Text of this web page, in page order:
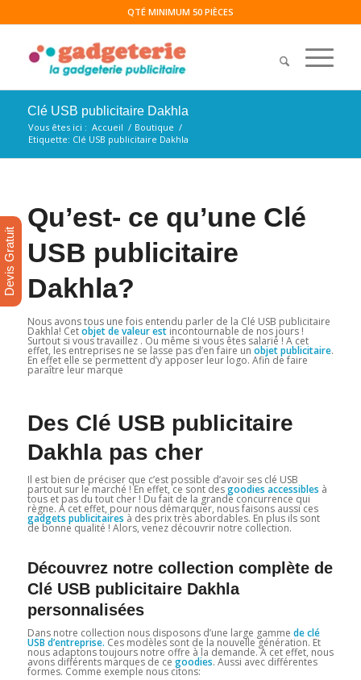
QTÉ MINIMUM 50 PIÈCES
Clé USB publicitaire Dakhla
Vous êtes ici : Accueil / Boutique /
Etiquette: Clé USB publicitaire Dakhla
Qu’est- ce qu’une Clé
USB publicitaire
Dakhla?
Nous avons tous une fois entendu parler de la Clé USB publicitaire
Dakhla! Cetobjet de valeur estincontournable de nos jours !
Surtout si vous travaillez . Ou même si vous êtes salarié ! A cet
effet, les entreprises ne se lasse pas d’en faire un objet publicitaire.
En effet elle se permettent d’y apposer leur logo. Afin de faire
paraître leur marque
Des Clé USB publicitaire
Dakhla pas cher
Il est bien de préciser que c’est possible d’avoir ses clé USB
partout sur le marché ! En effet, ce sont desgoodies accessibles à
tous et pas du tout cher ! Du fait de la grande concurrence qui
règne. A cet effet, pour nous démarquer, nous faisons aussi ces
gadgets publicitaires à des prix très abordables. En plus ils sont
de bonne qualité ! Alors, venez découvrir notre collection.
Découvrez notre collection complète de
Clé USB publicitaire Dakhla
personnalisées
Dans notre collection nous disposons d’une large gamme de clé
USB d’entreprise. Ces modèles sont de la nouvelle génération. Et
nous adaptons toujours notre offre à la demande. A cet effet, nous
avons différents marques de ce goodies. Aussi avec différentes
formes. Comme exemple nous citons:
Devis Gratuit